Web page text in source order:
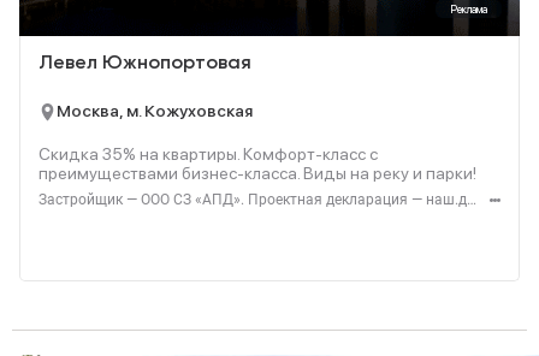
Реклама
Левел Южнопортовая
Москва, м. Кожуховская
Скидка 35% на квартиры. Комфорт-класс с
преимуществами бизнес-класса. Виды на реку и парки!
Застройщик — ООО СЗ «АПД». Проектная декларация — наш.дом.рф. Акция до 28.02.2026. Не оферта. Подробности — Level.ru